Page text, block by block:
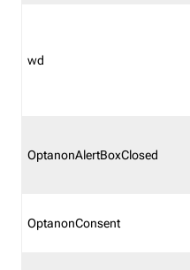
wd
OptanonAlertBoxClosed
OptanonConsent